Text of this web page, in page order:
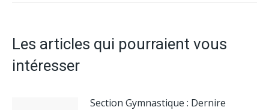
Les articles qui pourraient vous
intéresser
Section Gymnastique : Dernire